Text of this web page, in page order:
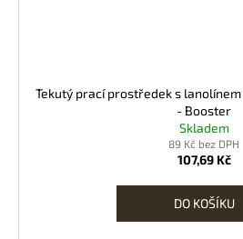
Tekutý prací prostředek s
- Booster
Skladem
89 Kč bez DPH
107,69 Kč
DO KOŠÍKU